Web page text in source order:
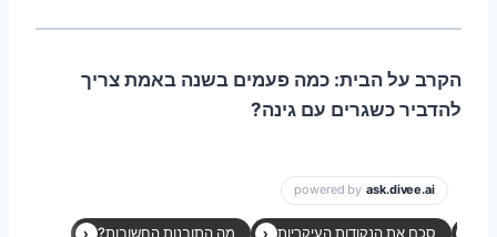
הקרב על הבית: כמה פעמים בשנה באמת צריך
להדביר כשגרים עם גינה?